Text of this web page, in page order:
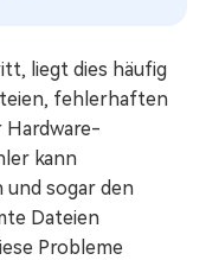
liegt dies häufig
fehlerhaften
Hardware-
kann
sogar den
Dateien
Probleme